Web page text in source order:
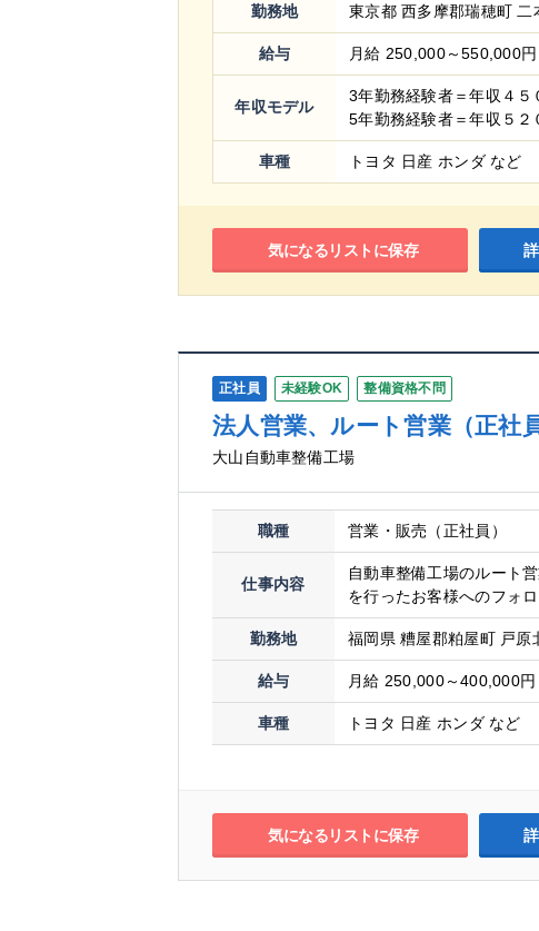
勤務地 東京都 西多摩郡瑞穂町 二
給与 月給 250,000～550,000円
年収モデル
3年勤務経験者＝年収４５
5年勤務経験者＝年収５２
車種 トヨタ 日産 ホンダ など
気になるリストに保存
正社員 未経験OK 整備資格不問
法人営業、ルート営業（正社員
大山自動車整備工場
職種 営業・販売（正社員）
仕事内容
自動車整備工場のルート
を行ったお客様へのフォ
勤務地 福岡県 糟屋郡粕屋町 戸原
給与 月給 250,000～400,000円
車種 トヨタ 日産 ホンダ など
気になるリストに保存